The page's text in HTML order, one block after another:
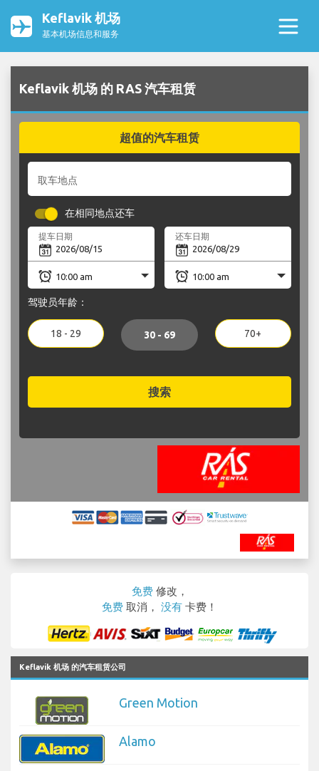
Keflavik 机场
基本机场信息和服务
Keflavik 机场 的 RAS 汽车租赁
超值的汽车租赁
取车地点
在相同地点还车
提车日期 还车日期
驾驶员年龄：
18 - 29 30 - 69 70+
搜索
免费 修改，
免费 取消， 没有 卡费！
Keflavik 机场 的汽车租赁公司
Green Motion
Alamo